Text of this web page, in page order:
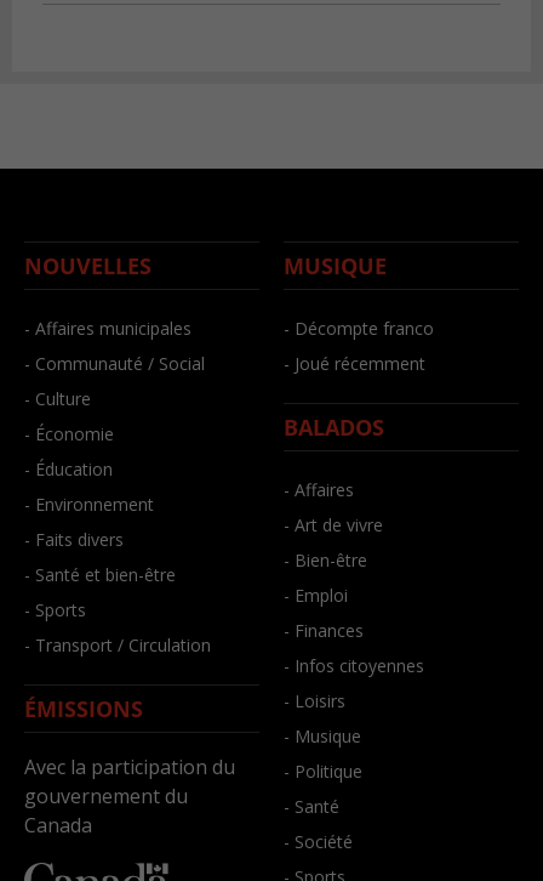
NOUVELLES
- Affaires municipales
- Communauté / Social
- Culture
- Économie
- Éducation
- Environnement
- Faits divers
- Santé et bien-être
- Sports
- Transport / Circulation
ÉMISSIONS
Avec la participation du
gouvernement du
Canada
MUSIQUE
- Décompte franco
- Joué récemment
BALADOS
- Affaires
- Art de vivre
- Bien-être
- Emploi
- Finances
- Infos citoyennes
- Loisirs
- Musique
- Politique
- Santé
- Société